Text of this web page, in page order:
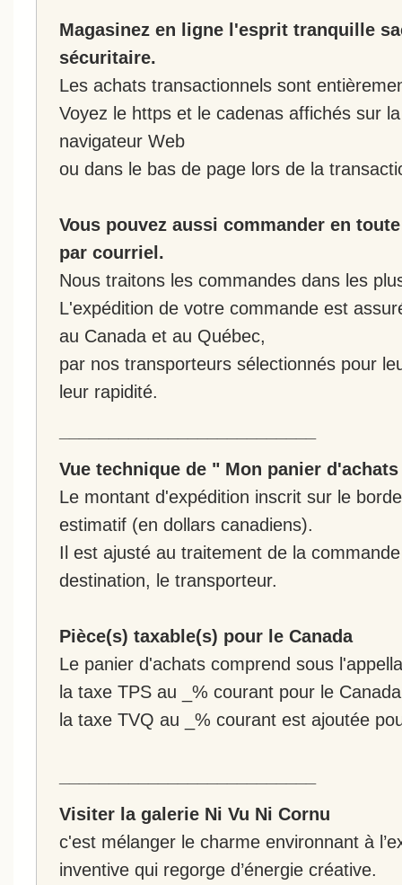
Magasinez en ligne l'esprit tranquille
sécuritaire.
Les achats transactionnels sont
Voyez le https et le cadenas affichés sur
navigateur Web
ou dans le bas de page lors de la
Vous pouvez aussi commander en
par courriel.
Nous traitons les commandes dans les
L'expédition de votre commande est
au Canada et au Québec,
par nos transporteurs sélectionnés pour
leur rapidité.
Vue technique de " Mon panier
Le montant d'expédition inscrit sur le
estimatif (en dollars canadiens).
Il est ajusté au traitement de la
destination, le transporteur.
Pièce(s) taxable(s) pour le Canada
Le panier d'achats comprend sous
la taxe TPS au _% courant pour le
la taxe TVQ au _% courant est ajoutée
Visiter la galerie Ni Vu Ni Cornu
c'est mélanger le charme environnant à
inventive qui regorge d’énergie créative.